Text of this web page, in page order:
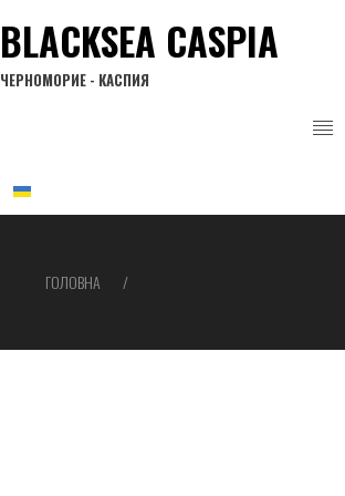
BLACKSEA CASPIA
ЧЕРНОМОРИЕ - КАСПИЯ
ГОЛОВНА